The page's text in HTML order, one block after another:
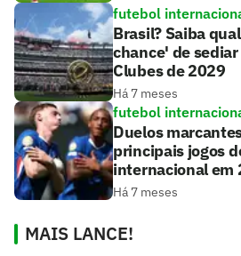
futebol
Brasil? Saiba
chance' de
Clubes de 2029
Há 7 meses
futebol
Duelos
principais jogos
internacional em
Há 7 meses
MAIS LANCE!